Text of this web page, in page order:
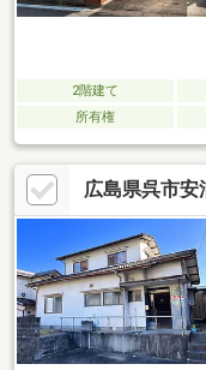
2階建て
所有権
広島県呉市安